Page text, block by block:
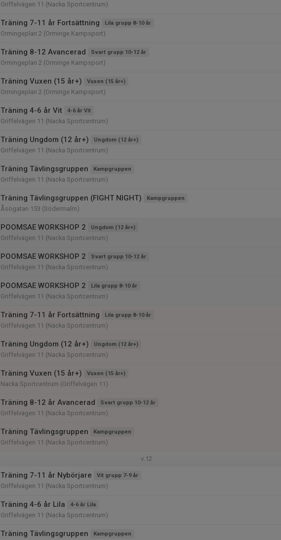
Griffelvägen 11 (Nacka Sportcentrum)
Träning 7-11 år Fortsättning Lila grupp 8-10 år
Ormingeplan 2 (Orminge Kampsport)
Träning 8-12 Avancerad Svart grupp 10-12 år
Ormingeplan 2 (Orminge Kampsport)
Träning Vuxen (15 år+) Vuxen (15 år+)
Ormingeplan 2 (Orminge Kampsport)
Träning 4-6 år Vit 4-6 år Vit
Griffelvägen 11 (Nacka Sportcentrum)
Träning Ungdom (12 år+) Ungdom (12 år+)
Griffelvägen 11 (Nacka Sportcentrum)
Träning Tävlingsgruppen Kampgruppen
Griffelvägen 11 (Nacka Sportcentrum)
Träning Tävlingsgruppen (FIGHT NIGHT) Kampgruppen
Åsögatan 153 (Södermalm)
POOMSAE WORKSHOP 2 Ungdom (12 år+)
Griffelvägen 11 (Nacka Sportcentrum)
POOMSAE WORKSHOP 2 Svart grupp 10-12 år
Griffelvägen 11 (Nacka Sportcentrum)
POOMSAE WORKSHOP 2 Lila grupp 8-10 år
Griffelvägen 11 (Nacka Sportcentrum)
Träning 7-11 år Fortsättning Lila grupp 8-10 år
Griffelvägen 11 (Nacka Sportcentrum)
Träning Ungdom (12 år+) Ungdom (12 år+)
Griffelvägen 11 (Nacka Sportcentrum)
Träning Vuxen (15 år+) Vuxen (15 år+)
Nacka Sportcentrum (Griffelvägen 11)
Träning 8-12 år Avancerad Svart grupp 10-12 år
Griffelvägen 11 (Nacka Sportcentrum)
Träning Tävlingsgruppen Kampgruppen
Griffelvägen 11 (Nacka Sportcentrum)
v.12
Träning 7-11 år Nybörjare Vit grupp 7-9 år
Griffelvägen 11 (Nacka Sportcentrum)
Träning 4-6 år Lila 4-6 år Lila
Griffelvägen 11 (Nacka Sportcentrum)
Träning Tävlingsgruppen Kampgruppen